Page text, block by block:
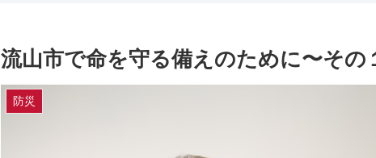
流山市で命を守る備えのために〜そ
防災